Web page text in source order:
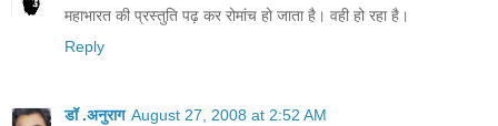
महाभारत की प्रस्तुति पढ़ कर रोमांच हो जाता है। वही हो रहा है।
Reply
डॉ .अनुराग August 27, 2008 at 2:52 AM